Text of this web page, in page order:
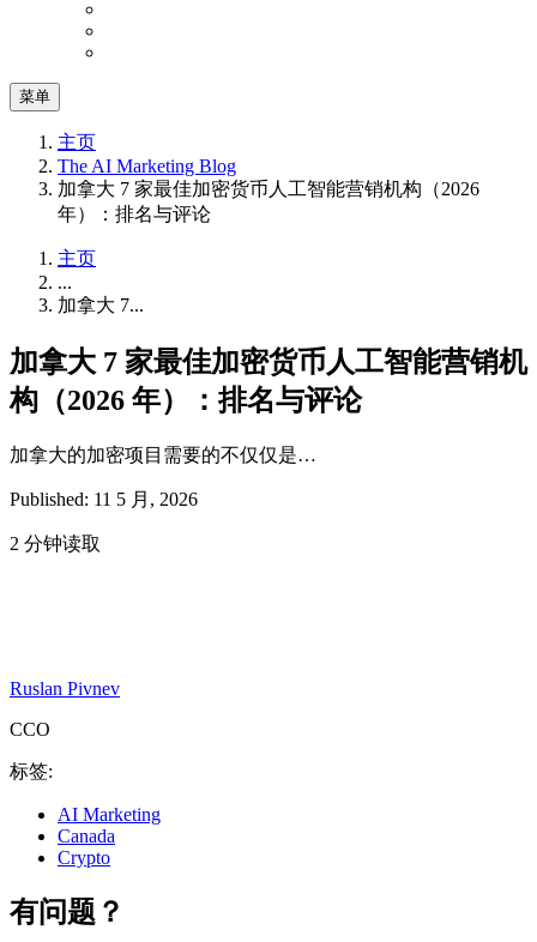
菜单
主页
The AI Marketing Blog
加拿大 7 家最佳加密货币人工智能营销机构（2026
年）：排名与评论
主页
...
加拿大 7...
加拿大 7 家最佳加密货币人工智能营销机
构（2026 年）：排名与评论
加拿大的加密项目需要的不仅仅是…
Published: 11 5 月, 2026
2 分钟读取
Ruslan Pivnev
CCO
标签:
AI Marketing
Canada
Crypto
有问题？